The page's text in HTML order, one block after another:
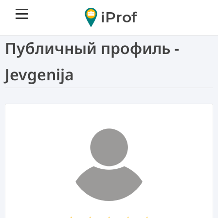
iProf
Публичный профиль -
Jevgenija